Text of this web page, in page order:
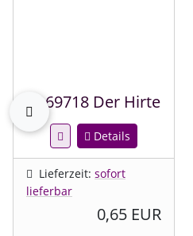
zurück
4169718 Der Hirte
Details
Lieferzeit: sofort
lieferbar
0,65 EUR